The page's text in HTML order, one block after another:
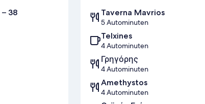
38
Taverna Mavrios
5 Autominuten
Telxines
4 Autominuten
Γρηγόρης
4 Autominuten
Amethystos
4 Autominuten